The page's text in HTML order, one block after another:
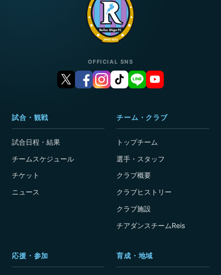
OFFICIAL SNS
試合・観戦
試合日程・結果
チームスケジュール
チケット
ニュース
チーム・クラブ
トップチーム
選手・スタッフ
クラブ概要
クラブヒストリー
クラブ施設
チアダンスチームReis
応援・参加 育成・地域